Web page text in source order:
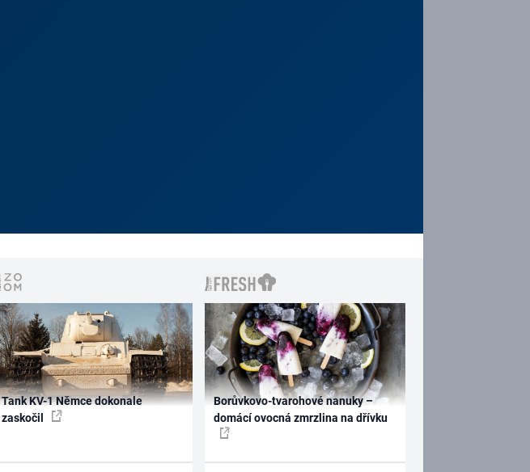
Tank KV-1 Němce dokonale
zaskočil
Borůvkovo-tvarohové nanuky –
domácí ovocná zmrzlina na dřívku